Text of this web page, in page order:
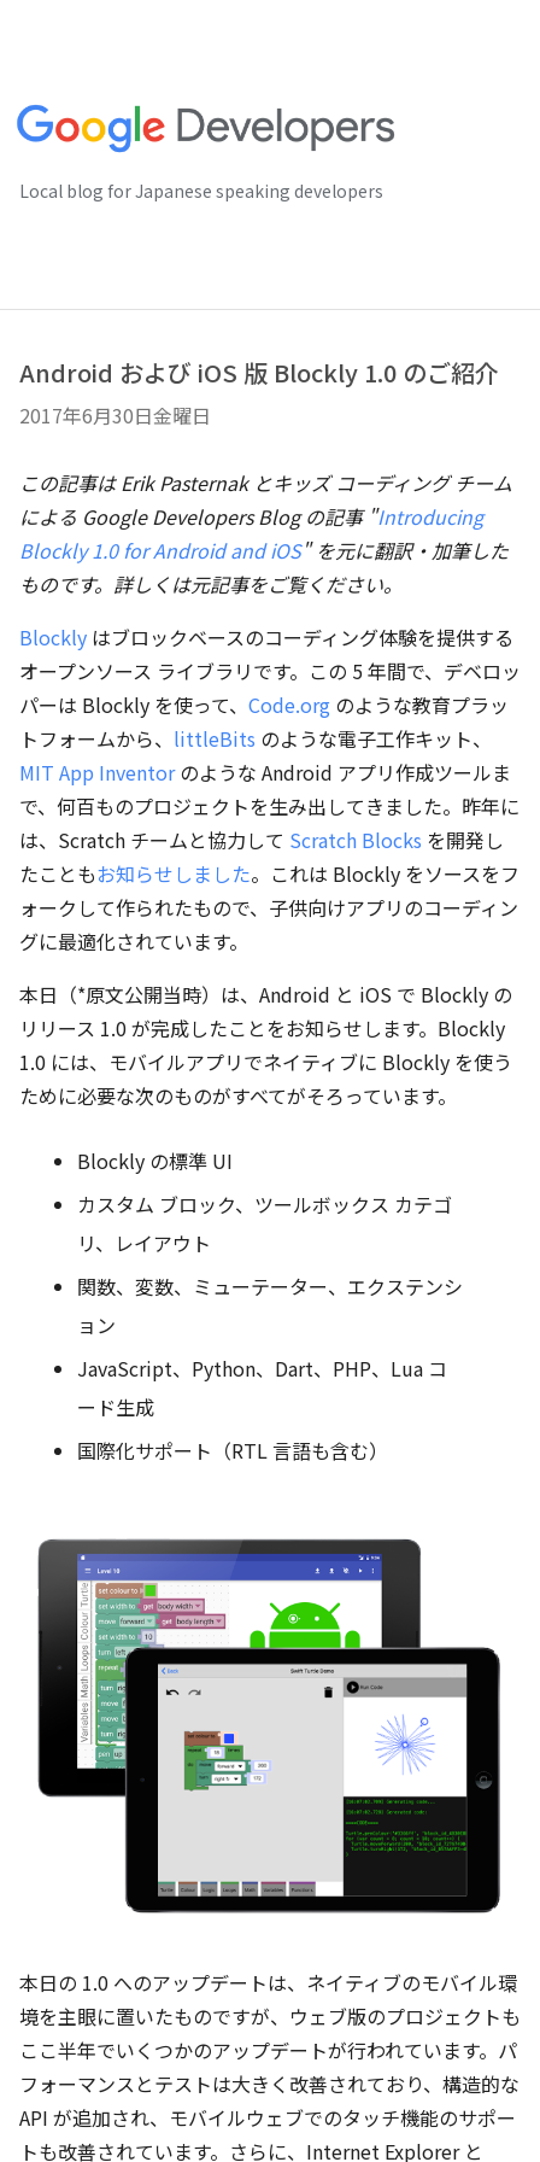
Local blog for Japanese speaking developers
Android および iOS 版 Blockly 1.0 のご紹介
2017年6月30日金曜日
この記事は Erik Pasternak とキッズ コーディング チーム
による Google Developers Blog の記事 "Introducing
Blockly 1.0 for Android and iOS" を元に翻訳・加筆した
ものです。詳しくは元記事をご覧ください。
Blockly はブロックベースのコーディング体験を提供する
オープンソース ライブラリです。この 5 年間で、デベロッ
パーは Blockly を使って、 Code.org のような教育プラッ
トフォームから、 littleBits のような電子工作キット、
MIT App Inventorのような Android アプリ作成ツールま
で、何百ものプロジェクトを生み出してきました。昨年に
は、Scratch チームと協力して Scratch Blocks を開発し
たこともお知らせしました。これは Blockly をソースをフ
ォークして作られたもので、子供向けアプリのコーディン
グに最適化されています。
本日（*原文公開当時）は、Android と iOS で Blockly の
リリース 1.0 が完成したことをお知らせします。Blockly
1.0 には、モバイルアプリでネイティブに Blockly を使う
ために必要な次のものがすべてがそろっています。
Blockly の標準 UI
カスタム ブロック、ツールボックス カテゴ
リ、レイアウト
関数、変数、ミューテーター、エクステンシ
ョン
JavaScript、Python、Dart、PHP、Lua コ
ード生成
国際化サポート（RTL 言語も含む）
本日の 1.0 へのアップデートは、ネイティブのモバイル環
境を主眼に置いたものですが、ウェブ版のプロジェクトも
ここ半年でいくつかのアップデートが行われています。パ
フォーマンスとテストは大きく改善されており、構造的な
API が追加され、モバイルウェブでのタッチ機能のサポー
トも改善されています。さらに、Internet Explorer と